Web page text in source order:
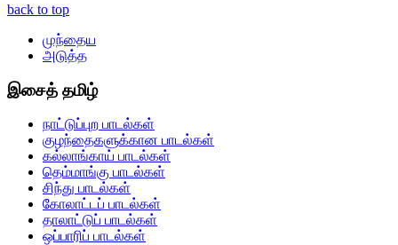
back to top
முந்தைய
அடுத்த
இசைத் தமிழ்
நாட்டுப்புற பாடல்கள்
குழந்தைகளுக்கான பாடல்கள்
கல்லாங்காய் பாடல்கள்
தெம்மாங்கு பாடல்கள்
சிந்து பாடல்கள்
கோலாட்டப் பாடல்கள்
தாலாட்டுப் பாடல்கள்
ஒப்பாரிப் பாடல்கள்